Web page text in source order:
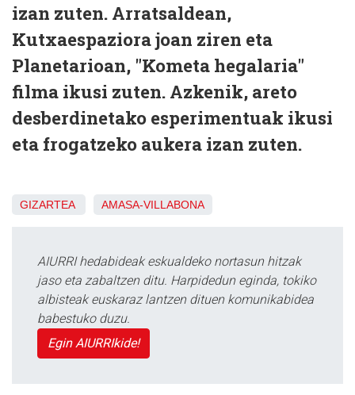
izan zuten. Arratsaldean,
Kutxaespaziora joan ziren eta
Planetarioan, "Kometa hegalaria"
filma ikusi zuten. Azkenik, areto
desberdinetako esperimentuak ikusi
eta frogatzeko aukera izan zuten.
GIZARTEA AMASA-VILLABONA
AIURRI hedabideak eskualdeko nortasun hitzak
jaso eta zabaltzen ditu. Harpidedun eginda, tokiko
albisteak euskaraz lantzen dituen komunikabidea
babestuko duzu.
Egin AIURRIkide!